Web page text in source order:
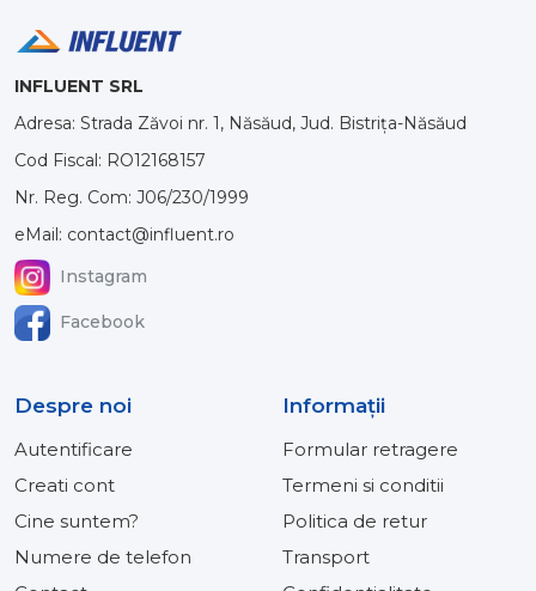
INFLUENT SRL
Adresa: Strada Zăvoi nr. 1, Năsăud, Jud. Bistrița-Năsăud
Cod Fiscal: RO12168157
Nr. Reg. Com: J06/230/1999
eMail: contact@influent.ro
Instagram
Facebook
Despre noi
Autentificare
Creati cont
Cine suntem?
Numere de telefon
Informaţii
Formular retragere
Termeni si conditii
Politica de retur
Transport